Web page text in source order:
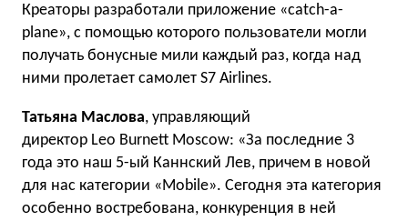
Креаторы разработали приложение «catch-a-
plane», с помощью которого пользователи могли
получать бонусные мили каждый раз, когда над
ними пролетает самолет S7 Airlines.
Татьяна Маслова, управляющий
директор Leo Burnett Moscow: «За последние 3
года это наш 5-ый Каннский Лев, причем в новой
для нас категории «Mobile». Сегодня эта категория
особенно востребована, конкуренция в ней